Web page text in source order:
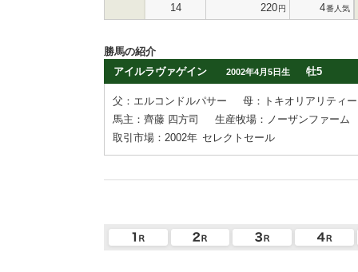
14 220円 4番人気
勝馬の紹介
アイルラヴァゲイン
2002年4月5日生 牡5
父：エルコンドルパサー
母：トキオリアリティー
馬主：齊藤 四方司
生産牧場：ノーザンファーム
取引市場：2002年 セレクトセール